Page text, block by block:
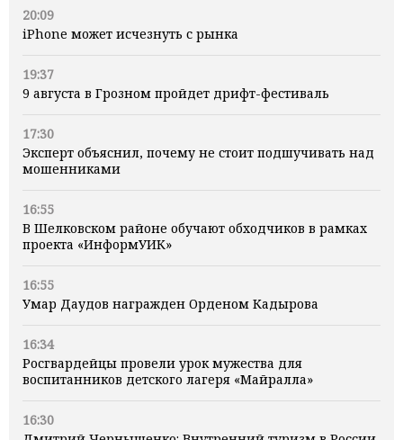
20:09
iPhone может исчезнуть с рынка
19:37
9 августа в Грозном пройдет дрифт-фестиваль
17:30
Эксперт объяснил, почему не стоит подшучивать над
мошенниками
16:55
В Шелковском районе обучают обходчиков в рамках
проекта «ИнформУИК»
16:55
Умар Даудов награжден Орденом Кадырова
16:34
Росгвардейцы провели урок мужества для
воспитанников детского лагеря «Майралла»
16:30